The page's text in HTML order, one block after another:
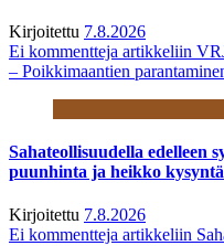
Kirjoitettu 7.8.2026
Ei kommentteja artikkeliin
– Poikkimaantien
Sahateollisuudella edelleen
puunhinta ja heikko kysyntä
Kirjoitettu 7.8.2026
Ei kommentteja artikkeliin